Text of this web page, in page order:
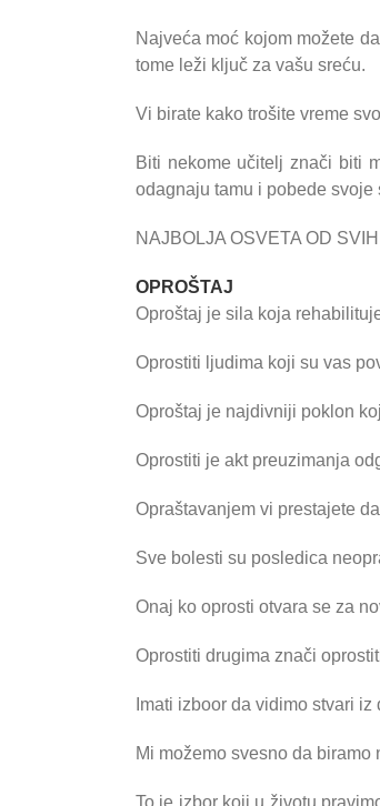
Najveća moć kojom možete
tome leži ključ za vašu sreću.
Vi birate kako trošite vreme
Biti nekome učitelj znači biti
odagnaju tamu i pobede svoje
NAJBOLJA OSVETA OD
OPROŠTAJ
Oproštaj je sila koja
Oprostiti ljudima koji su vas
Oproštaj je najdivniji poklon
Oprostiti je akt preuzimanja
Opraštavanjem vi prestajete
Sve bolesti su posledica
Onaj ko oprosti otvara se za
Oprostiti drugima znači
Imati izboor da vidimo stvari
Mi možemo svesno da